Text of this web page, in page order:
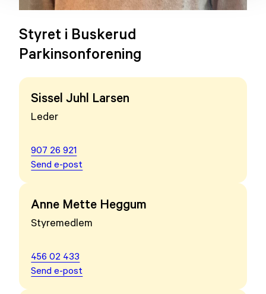
Styret i Buskerud
Parkinsonforening
Sissel Juhl Larsen
Leder
907 26 921
Send e-post
Anne Mette Heggum
Styremedlem
456 02 433
Send e-post